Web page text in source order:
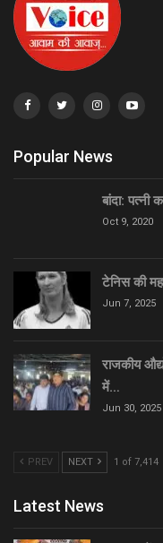
Popular News
बांदा: पत्नी
Oct 9, 2020
टेनिस की
Jun 7, 2025
राजकीय
में…
Jun 30, 2025
PREV NEXT 1 of 7,414
Latest News